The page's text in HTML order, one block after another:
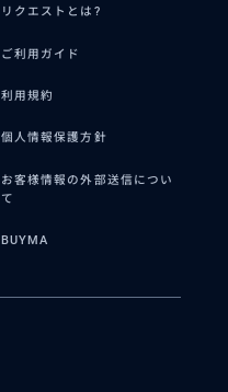
リクエストとは?
ご利用ガイド
利用規約
個人情報保護方針
お客様情報の外部送信につい
て
BUYMA